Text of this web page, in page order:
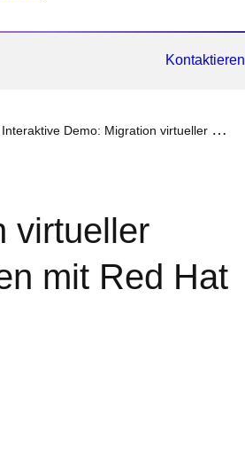
Kontaktieren
Interaktive Demo: Migration virtueller Maschinen mit Red Hat
virtueller
mit Red Hat